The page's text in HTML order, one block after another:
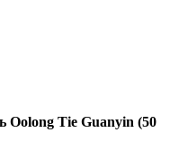
Oolong Tie Guanyin (50